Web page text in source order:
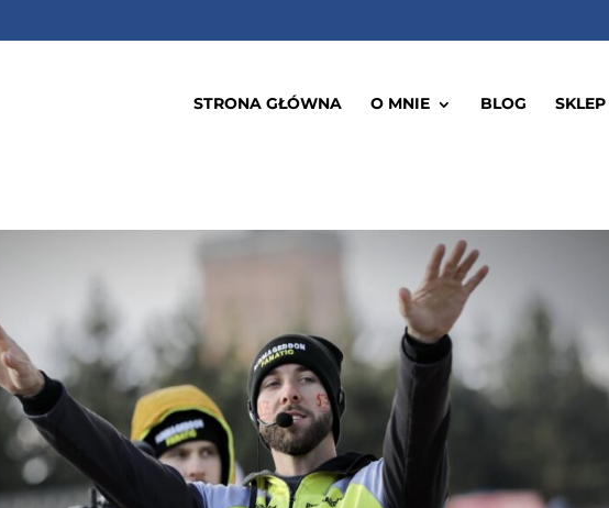
STRONA GŁÓWNA O MNIE BLOG SKLEP